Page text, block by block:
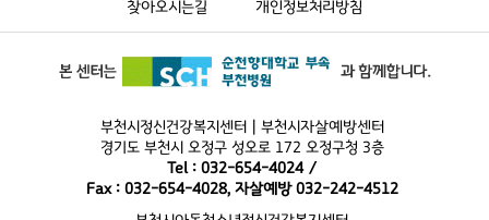
찾아오시는길 개인정보처리방침
부천시정신건강복지센터 | 부천시자살예방센터
경기도 부천시 오정구 성오로 172 오정구청 3층
Tel : 032-654-4024 /
Fax : 032-654-4028, 자살예방 032-242-4512